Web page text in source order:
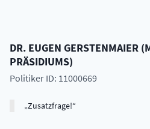
DR. EUGEN GERSTENMAIER (
PRÄSIDIUMS)
Politiker ID: 11000669
Zusatzfrage!